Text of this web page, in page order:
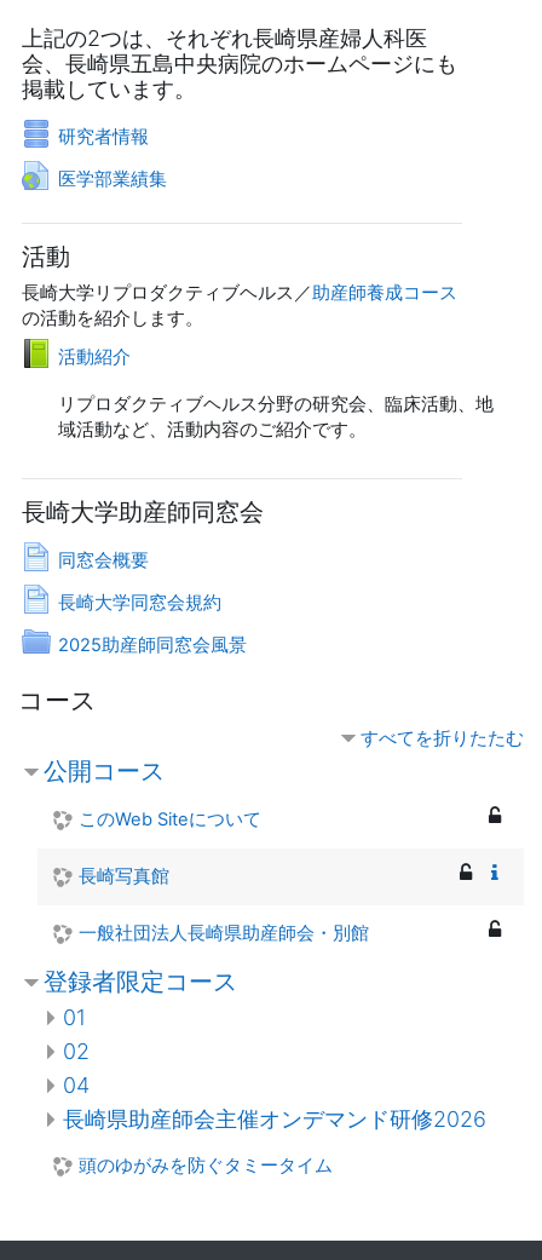
上記の2つは、それぞれ長崎県産婦人科医
会、長崎県五島中央病院のホームページにも
掲載しています。
研究者情報データベース
医学部業績集
URL
活動
長崎大学リプロダクティブヘルス／助産師養成コース
の活動を紹介します。
活動紹介
ブック
リプロダクティブヘルス分野の研究会、臨床活動、地
域活動など、活動内容のご紹介です。
長崎大学助産師同窓会
同窓会概要
ページ
長崎大学同窓会規約
ページ
2025助産師同窓会風景
フォルダ
コース
すべてを折りたたむ
公開コース
このWeb Siteについて
長崎写真館
一般社団法人長崎県助産師会・別館
登録者限定コース
01
02
04
長崎県助産師会主催オンデマンド研修2026
頭のゆがみを防ぐタミータイム